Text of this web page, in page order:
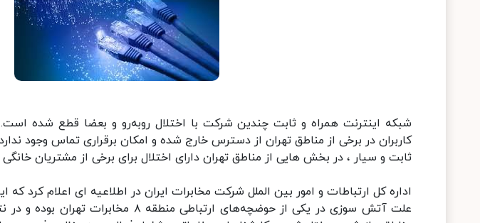
شبکه اینترنت همراه و ثابت چندین شرکت با اختلال روبه‌رو و بعضا قطع شده
کاربران در برخی از مناطق تهران از دسترس خارج شده و امکان برقراری تماس وجود ندارد.
ثابت و سیار ، در بخش هایی از مناطق تهران دارای اختلال برای برخی از مشتریان
اداره کل ارتباطات و امور بین الملل شرکت مخابرات ایران در اطلاعیه ای اعلام کرد که
علت آتش سوزی در یکی از حوضچه‌های ارتباطی